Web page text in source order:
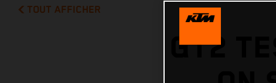
TOUT AFFICHER
GT2